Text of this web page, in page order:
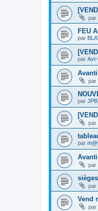
par
FEU
par
par
par
par JPB
par
par
par
par
Vend
par